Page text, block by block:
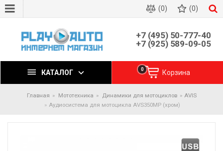
(0) (0)
+7 (495) 50-777-40
+7 (925) 589-09-05
КАТАЛОГ Корзина
0
Главная Мототехника Динамики для мотоциклов
AVIS
Аудиосистема для мотоцикла AVS350MP (хром)